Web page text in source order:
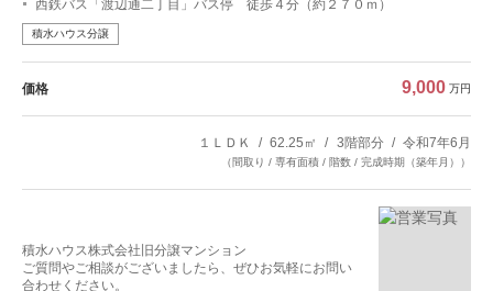
西鉄バス「渡辺通二丁目」バス停 徒歩４分（約２７０ｍ）
積水ハウス分譲
価格 9,000 万円
１ＬＤＫ 62.25㎡ 3階部分 令和7年6月
（間取り / 専有面積 / 階数 / 完成時期（築年月））
積水ハウス株式会社旧分譲マンション
ご質問やご相談がございましたら、ぜひお気軽にお問い
合わせください。